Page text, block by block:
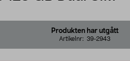
Produkten har utgått
Artikelnr: 39-2943